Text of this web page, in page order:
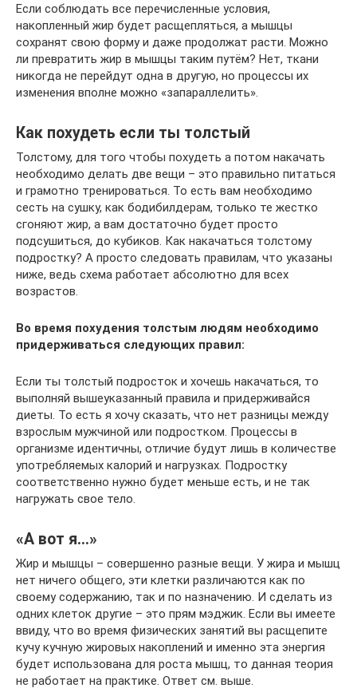
Если соблюдать все перечисленные условия,
накопленный жир будет расщепляться, а мышцы
сохранят свою форму и даже продолжат расти. Можно
ли превратить жир в мышцы таким путём? Нет, ткани
никогда не перейдут одна в другую, но процессы их
изменения вполне можно «запараллелить».
Как похудеть если ты толстый
Толстому, для того чтобы похудеть а потом накачать
необходимо делать две вещи – это правильно питаться
и грамотно тренироваться. То есть вам необходимо
сесть на сушку, как бодибилдерам, только те жестко
сгоняют жир, а вам достаточно будет просто
подсушиться, до кубиков. Как накачаться толстому
подростку? А просто следовать правилам, что указаны
ниже, ведь схема работает абсолютно для всех
возрастов.
Во время похудения толстым людям необходимо
придерживаться следующих правил:
Если ты толстый подросток и хочешь накачаться, то
выполняй вышеуказанный правила и придерживайся
диеты. То есть я хочу сказать, что нет разницы между
взрослым мужчиной или подростком. Процессы в
организме идентичны, отличие будут лишь в количестве
употребляемых калорий и нагрузках. Подростку
соответственно нужно будет меньше есть, и не так
нагружать свое тело.
«А вот я…»
Жир и мышцы – совершенно разные вещи. У жира и мышц
нет ничего общего, эти клетки различаются как по
своему содержанию, так и по назначению. И сделать из
одних клеток другие – это прям мэджик. Если вы имеете
ввиду, что во время физических занятий вы расщепите
кучу кучную жировых накоплений и именно эта энергия
будет использована для роста мышц, то данная теория
не работает на практике. Ответ см. выше.